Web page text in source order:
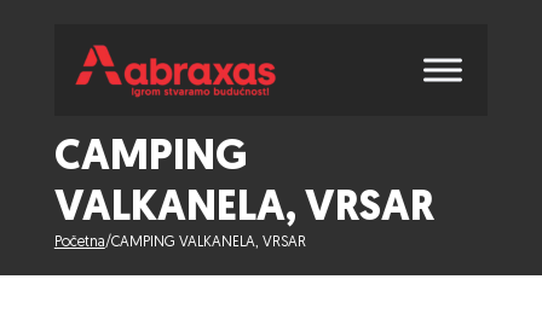
CAMPING
VALKANELA, VRSAR
Početna/CAMPING VALKANELA, VRSAR